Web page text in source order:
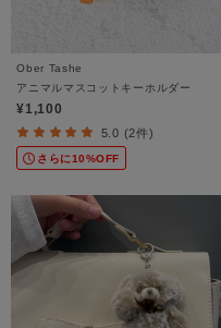
Ober Tashe
アニマルマスコットキーホルダー
¥1,100
5.0 (2件)
さらに10%OFF